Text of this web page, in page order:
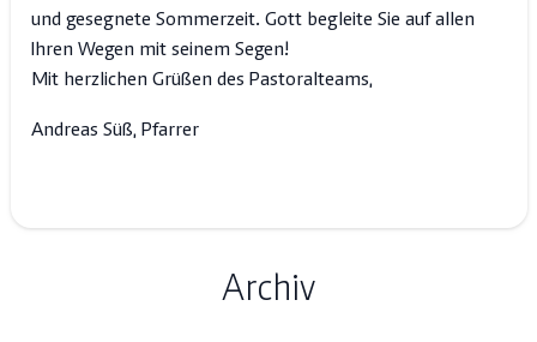
und gesegnete Sommerzeit. Gott begleite Sie auf allen
Ihren Wegen mit seinem Segen!
Mit herzlichen Grüßen des Pastoralteams,
Andreas Süß, Pfarrer
Archiv